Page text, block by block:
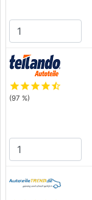
starstarstarstarstar_half
(97 %)